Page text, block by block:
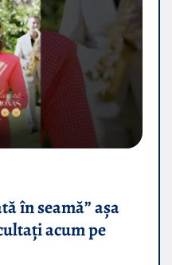
în seamă” așa
acum pe